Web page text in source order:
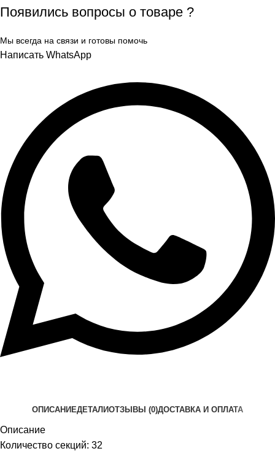
Появились вопросы о товаре ?
Мы всегда на связи и готовы помочь
Написать WhatsApp
ОПИСАНИЕДЕТАЛИОТЗЫВЫ (0)ДОСТАВКА И ОПЛАТА
Описание
Количество секций: 32